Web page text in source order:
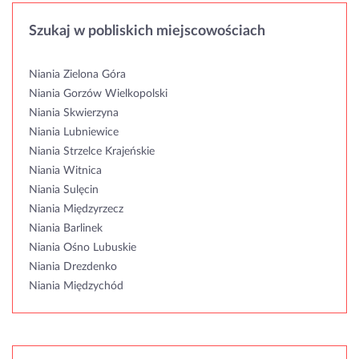
Szukaj w pobliskich miejscowościach
Niania Zielona Góra
Niania Gorzów Wielkopolski
Niania Skwierzyna
Niania Lubniewice
Niania Strzelce Krajeńskie
Niania Witnica
Niania Sulęcin
Niania Międzyrzecz
Niania Barlinek
Niania Ośno Lubuskie
Niania Drezdenko
Niania Międzychód